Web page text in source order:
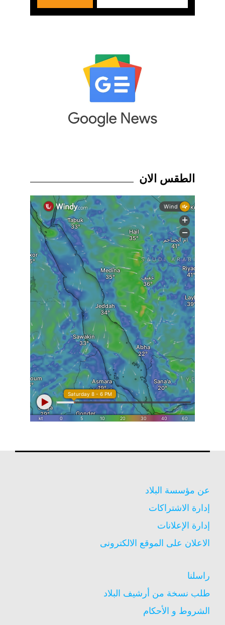
الطقس الان
عن مؤسسة البلاد
إدارة الاشتراكات
إدارة الإعلانات
الاعلان على الموقع الالكترونى
راسلنا
طلب نسخة من أرشيف البلاد
الشروط و الأحكام